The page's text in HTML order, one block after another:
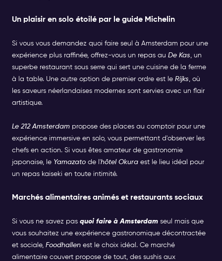
Un plaisir en solo étoilé par le guide Michelin
Si vous vous demandez quoi faire seul à Amsterdam pour une
expérience plus raffinée, offrez-vous un repas au De Kas, un
superbe restaurant sous serre qui sert une cuisine de la ferme
à la table. Une autre option de premier ordre est le Rijks, où
les saveurs néerlandaises modernes sont servies avec un flair
artistique.
Le 212 Amsterdam propose des places au comptoir pour une
expérience immersive en solo, vous permettant d'observer les
chefs en action. Si vous êtes amateur de gastronomie
japonaise, le Yamazato de l'hôtel Okura est le lieu idéal pour
un repas kaiseki en toute intimité.
Marchés alimentaires animés et restaurants sociaux
Si vous ne savez pas quoi faire à Amsterdam seul mais que
vous souhaitez une expérience gastronomique décontractée
et sociale, Foodhallen est le choix idéal. Ce marché
alimentaire couvert propose de tout, des sushis aux